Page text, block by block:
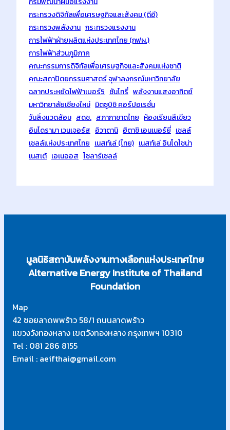
กระทรวงดิจิทัลเพื่อเศรษฐกิจและสังคม (ดีอี)
กระทรวงพลังงาน กระทรวงแรงงาน
การไฟฟ้าฝ่ายผลิตแห่งประเทศไทย (กฟผ.)
การไฟฟ้าส่วนภูมิภาค
คณะกรรมการดิจิทัลเพื่อเศรษฐกิจและสังคมแห่งชาติ
คณะสถาปัตยกรรมศาสตร์ จุฬาลงกรณ์มหาวิทยาลัย
ฉลากประหยัดไฟฟ้าเบอร์5 ซันโทรี่ พลังงานแสงอาทิตย์
มหาวิทยาลัยเชียงใหม่ มิตซูบิชิ คอร์ปอเรชั่น
วันสิ่งแวดล้อม สดช. สภากาชาดไทย ห้องเรียนสีเขียว
อินโดรามา เวนเจอร์ส อิวาตานิ ฮิตาชิ เอนเนอร์ยี่ เชลล์
เชลล์แห่งประเทศไทย เนสท์เล่ (ไทย) เนสท์เล่ อินโดไชน่า
เนสเต้ เอเนออส โซลาร์เซลล์
มูลนิธิสถาบันพลังงานทางเลือกแห่งประเทศไทย
Alternative Energy Institute of Thailand
Foundation
Map
42 ซอยลาดพพร้าว 58/1 ถนนลาดพร้าว
แขวงวังทองหลาง เขตวังทองหลาง กรุงเทพฯ 10310
Tel : 081 286 8155
Email : aeifthai@gmail.com